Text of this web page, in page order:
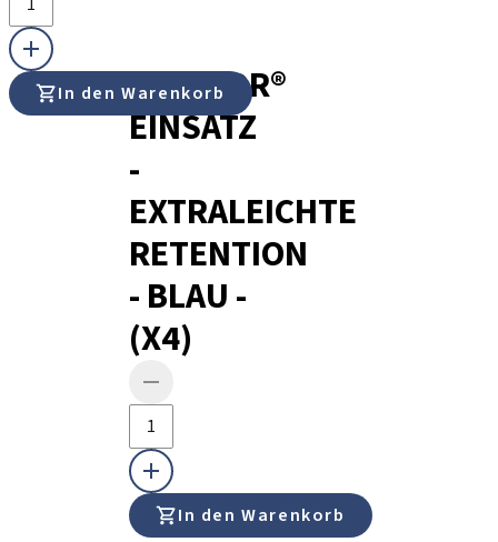
In den Warenkorb
LOCATOR®
EINSATZ
-
EXTRALEICHTE
RETENTION
- BLAU -
(X4)
In den Warenkorb